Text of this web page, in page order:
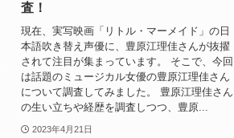
査！
現在、実写映画「リトル・マーメイド」の日
本語吹き替え声優に、豊原江理佳さんが抜擢
されて注目が集まっています。 そこで、今回
は話題のミュージカル女優の豊原江理佳さん
について調査してみました。 豊原江理佳さん
の生い立ちや経歴を調査しつつ、豊原...
2023年4月21日